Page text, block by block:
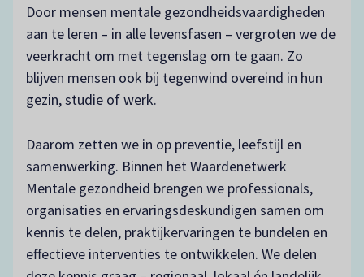
Door mensen mentale gezondheidsvaardigheden
aan te leren – in alle levensfasen – vergroten we de
veerkracht om met tegenslag om te gaan. Zo
blijven mensen ook bij tegenwind overeind in hun
gezin, studie of werk.
Daarom zetten we in op preventie, leefstijl en
samenwerking. Binnen het Waardenetwerk
Mentale gezondheid brengen we professionals,
organisaties en ervaringsdeskundigen samen om
kennis te delen, praktijkervaringen te bundelen en
effectieve interventies te ontwikkelen. We delen